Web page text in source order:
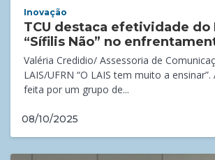
Inovação
TCU destaca efetividade do
“Sífilis Não” no
Valéria Credidio/ Assessoria de
LAIS/UFRN “O LAIS tem muito a
feita por um grupo de...
08/10/2025